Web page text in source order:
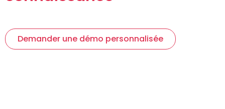
Demander une démo personnalisée